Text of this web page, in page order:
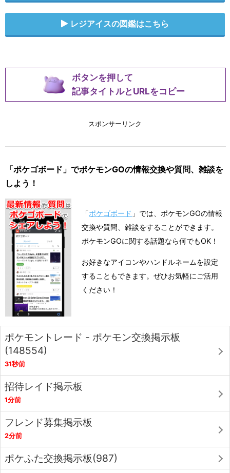
レジアイスの図鑑はこちら
ボタンを押して
記事タイトルとURLをコピー
スポンサーリンク
「ポケゴボード」でポケモンGOの情報交換や質問、雑談を
しよう！
「ポケゴボード 」では、ポケモンGOの情報
交換や質問、雑談をすることができます。
ポケモンGOに関する話題なら何でもOK！
お好きなアイコンやハンドルネームを設定
することもできます。ぜひお気軽にご活用
ください！
ポケモントレード - ポケモン交換掲示板
(148554)
31秒前
招待レイド掲示板
1分前
フレンド募集掲示板
2分前
ポケふた交換掲示板(987)